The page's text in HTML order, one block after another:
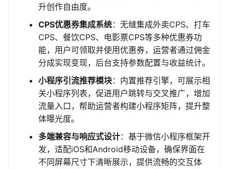
升创作自由度。
CPS优惠券集成系统：无缝集成外卖CPS、打车
CPS、餐饮CPS、电影票CPS等多种优惠券功
能，用户可领取并使用优惠券，运营者通过佣金
分成实现变现，后台支持参数配置与收益统计。
小程序引流推荐模块：内置推荐引擎，可展示相
关小程序列表，促进用户跳转与交叉推广，增加
流量入口，帮助运营者构建小程序矩阵，提升整
体曝光度。
多端兼容与响应式设计：基于微信小程序框架开
发，适配iOS和Android移动设备，确保界面在
不同屏幕尺寸下清晰展示，提供流畅的交互体